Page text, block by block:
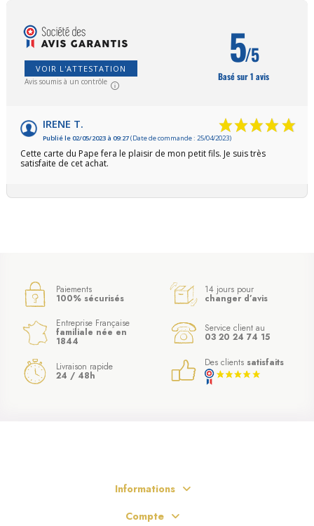
VOIR L'ATTESTATION
Avis soumis à un contrôle
5/5
Basé sur 1 avis
IRENE T.
Publié le 02/05/2023 à 09:27(Date de commande : 25/04/2023)
Cette carte du Pape fera le plaisir de mon petit fils. Je suis très
satisfaite de cet achat.
Paiements
100% sécurisés
14 jours pour
changer d’avis
Entreprise Française
familiale née en
1844
Service client au
03 20 24 74 15
Livraison rapide
24 / 48h
Des clients satisfaits
Informations
Compte